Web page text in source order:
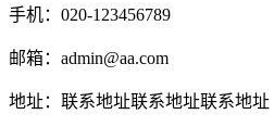
手机：020-123456789
邮箱：admin@aa.com
地址：联系地址联系地址联系地址